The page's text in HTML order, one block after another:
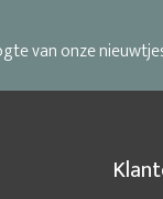
van onze